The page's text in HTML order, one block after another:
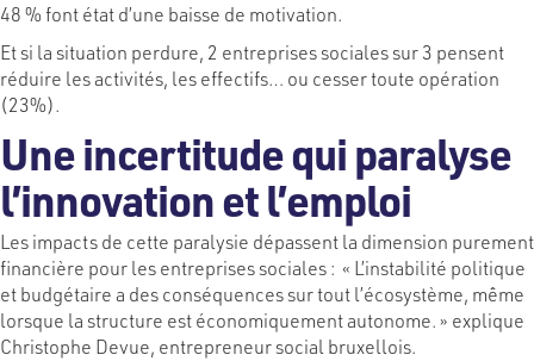
48 % font état d’une baisse de motivation.
Et si la situation perdure, 2 entreprises sociales sur 3 pensent
réduire les activités, les effectifs… ou cesser toute opération
(23%).
Une incertitude qui paralyse
l’innovation et l’emploi
Les impacts de cette paralysie dépassent la dimension purement
financière pour les entreprises sociales : « L’instabilité politique
et budgétaire a des conséquences sur tout l’écosystème, même
lorsque la structure est économiquement autonome. » explique
Christophe Devue, entrepreneur social bruxellois.